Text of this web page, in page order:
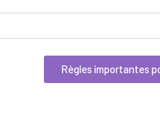
Règles importantes